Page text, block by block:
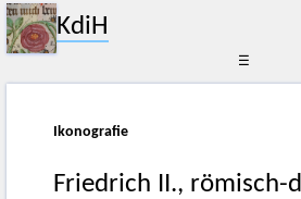
KdiH
☰
Ikonografie
Friedrich II., römisch-